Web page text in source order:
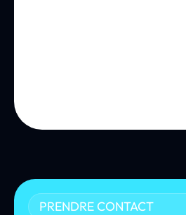
PRENDRE CONTACT